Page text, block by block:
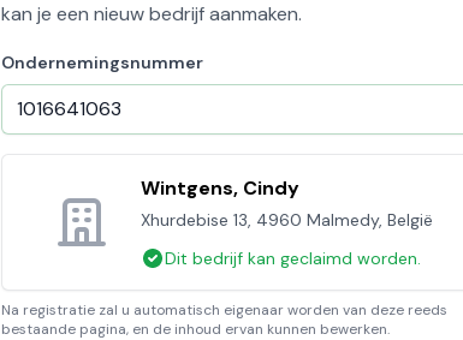
kan je een nieuw bedrijf aanmaken.
Ondernemingsnummer
Wintgens, Cindy
Xhurdebise 13, 4960 Malmedy, België
Dit bedrijf kan geclaimd worden.
Na registratie zal u automatisch eigenaar worden van deze reeds
bestaande pagina, en de inhoud ervan kunnen bewerken.